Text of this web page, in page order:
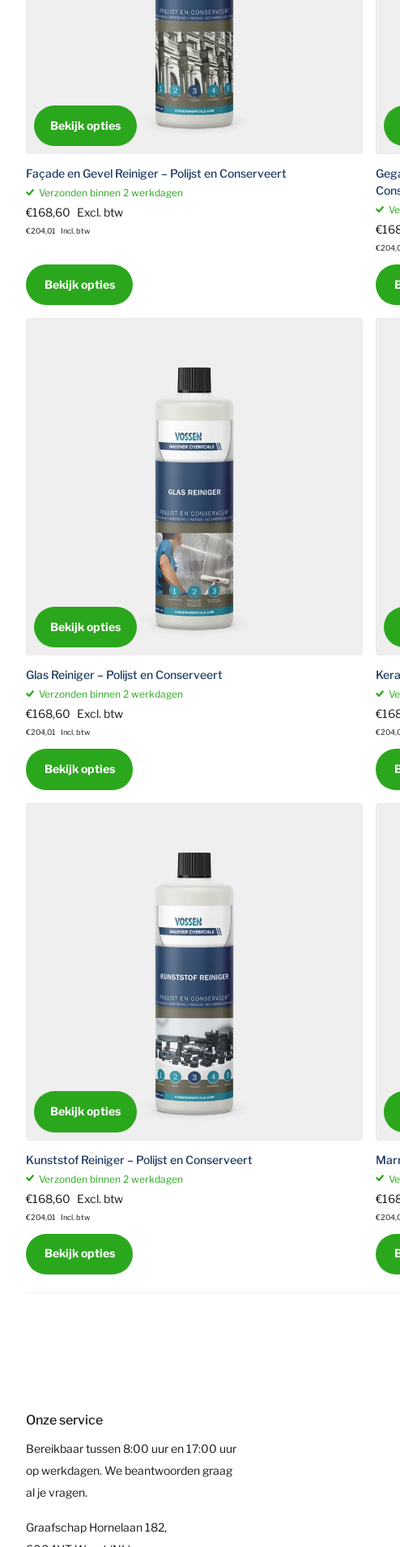
Bekijk opties
Façade en Gevel Reiniger – Polijst en Conserveert
Verzonden binnen 2 werkdagen
€168,60 Excl. btw
€204,01 Incl. btw
Bekijk opties
Bekijk opties
Glas Reiniger – Polijst en Conserveert
Verzonden binnen 2 werkdagen
€168,60 Excl. btw
€204,01 Incl. btw
Bekijk opties
Bekijk opties
Kunststof Reiniger – Polijst en Conserveert
Verzonden binnen 2 werkdagen
€168,60 Excl. btw
€204,01 Incl. btw
Bekijk opties
Onze service
Bereikbaar tussen 8:00 uur en 17:00 uur
op werkdagen. We beantwoorden graag
al je vragen.
Graafschap Hornelaan 182,